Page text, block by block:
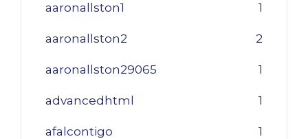
aaronallston1 1
aaronallston2 2
aaronallston29065 1
advancedhtml 1
afalcontigo 1